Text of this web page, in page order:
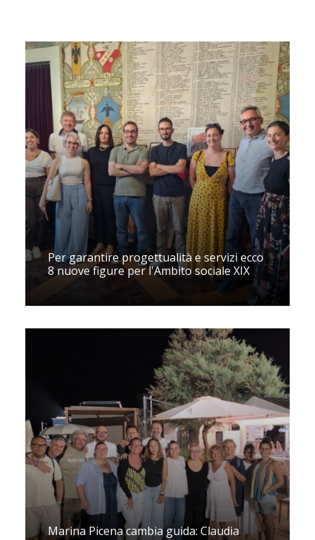
Per garantire progettualità e servizi ecco
8 nuove figure per l'Ambito sociale XIX
Marina Picena cambia guida: Claudia